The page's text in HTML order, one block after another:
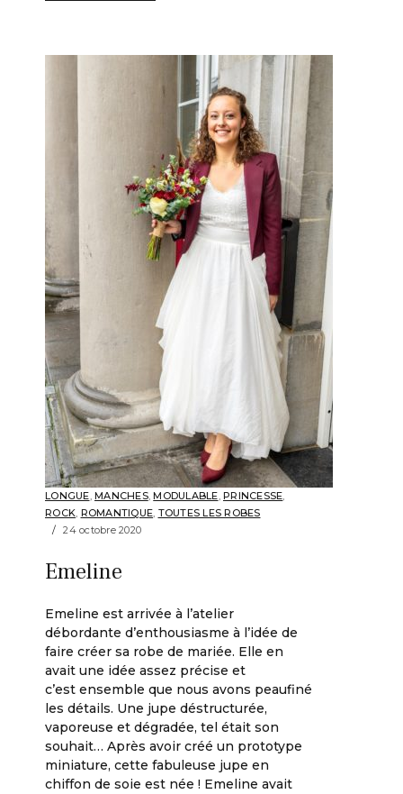
LONGUE, MANCHES,MODULABLE, PRINCESSE,
ROCK, ROMANTIQUE, TOUTES LES ROBES
24 octobre 2020
Emeline
Emeline est arrivée à l’atelier
débordante d’enthousiasme à l’idée de
faire créer sa robe de mariée. Elle en
avait une idée assez précise et
c’est ensemble que nous avons peaufiné
les détails. Une jupe déstructurée,
vaporeuse et dégradée, tel était son
souhait… Après avoir créé un prototype
miniature, cette fabuleuse jupe en
chiffon de soie est née ! Emeline avait